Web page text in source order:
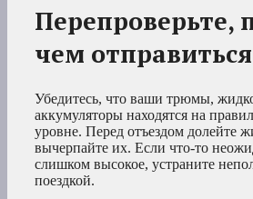
Перепроверьте,
чем отправиться
Убедитесь, что ваши трюмы,
аккумуляторы находятся на
уровне. Перед отъездом долейте
вычерпайте их. Если что-то
слишком высокое, устраните
поездкой.